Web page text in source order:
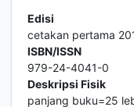
Edisi
cetakan pertama
ISBN/ISSN
979-24-4041-0
Deskripsi Fisik
panjang buku=25